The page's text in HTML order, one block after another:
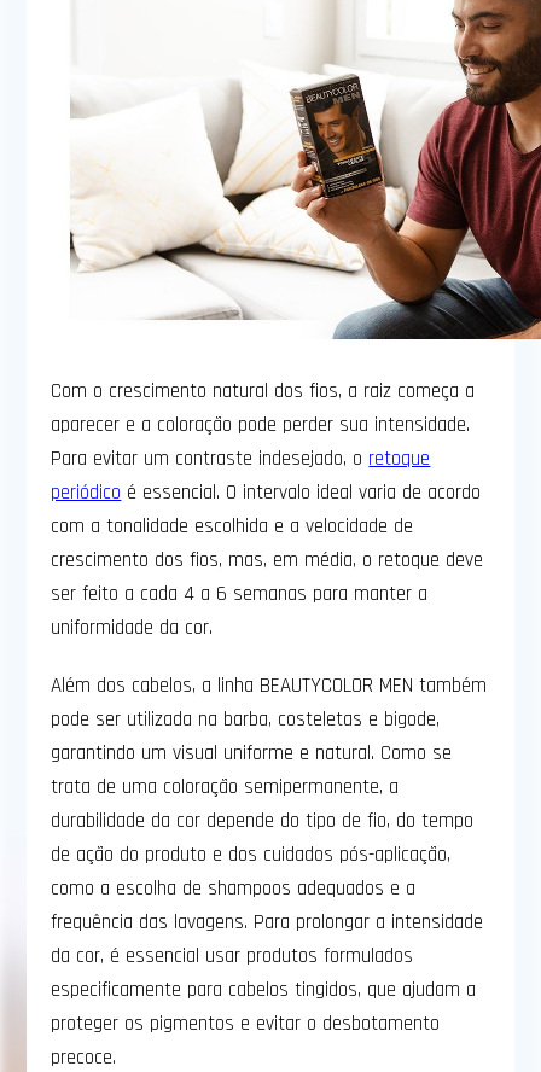
Com o crescimento natural dos fios, a raiz começa a
aparecer e a coloração pode perder sua intensidade.
Para evitar um contraste indesejado, o retoque
periódico é essencial. O intervalo ideal varia de acordo
com a tonalidade escolhida e a velocidade de
crescimento dos fios, mas, em média, o retoque deve
ser feito a cada 4 a 6 semanas para manter a
uniformidade da cor.
Além dos cabelos, a linha BEAUTYCOLOR MEN também
pode ser utilizada na barba, costeletas e bigode,
garantindo um visual uniforme e natural. Como se
trata de uma coloração semipermanente, a
durabilidade da cor depende do tipo de fio, do tempo
de ação do produto e dos cuidados pós-aplicação,
como a escolha de shampoos adequados e a
frequência das lavagens. Para prolongar a intensidade
da cor, é essencial usar produtos formulados
especificamente para cabelos tingidos, que ajudam a
proteger os pigmentos e evitar o desbotamento
precoce.